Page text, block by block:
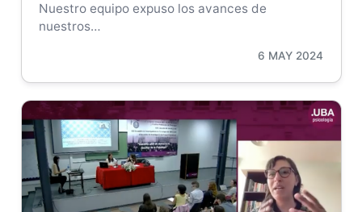
Nuestro equipo expuso los avances de
nuestros…
6 MAY 2024